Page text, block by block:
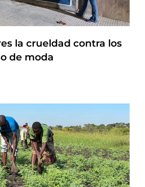
la crueldad contra los
de moda